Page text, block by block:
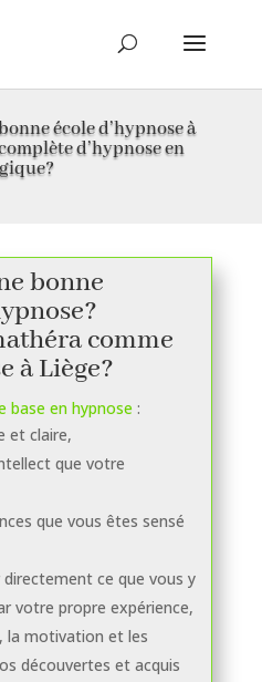
école d’hypnose à
d’hypnose en
bonne
comme
à Liège?
base en hypnose:
et claire,
que votre
que vous êtes sensé
ce que vous y
votre propre expérience,
la motivation et les
découvertes et acquis